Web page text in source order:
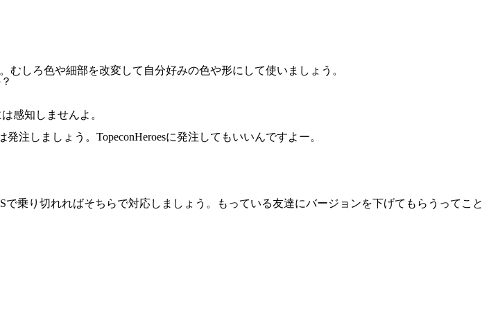
しろ色や細部を改変して自分好みの色や形にして使いましょう。
感知しませんよ。
注しましょう。TopeconHeroesに発注してもいいんですよー。
り切れればそちらで対応しましょう。もっている友達にバージョンを下げてもらうってこと